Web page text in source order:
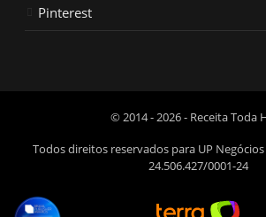
Pinterest
© 2014 - 2026 - Receita Toda
Todos direitos reservados para UP
24.506.427/0001-24